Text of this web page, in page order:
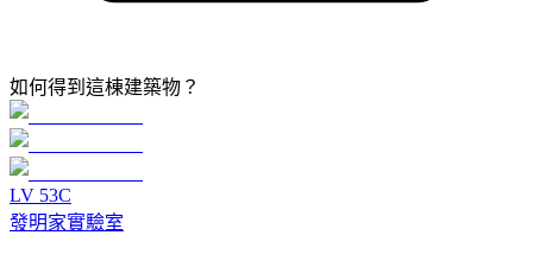
如何得到這棟建築物？
LV 53C
發明家實驗室